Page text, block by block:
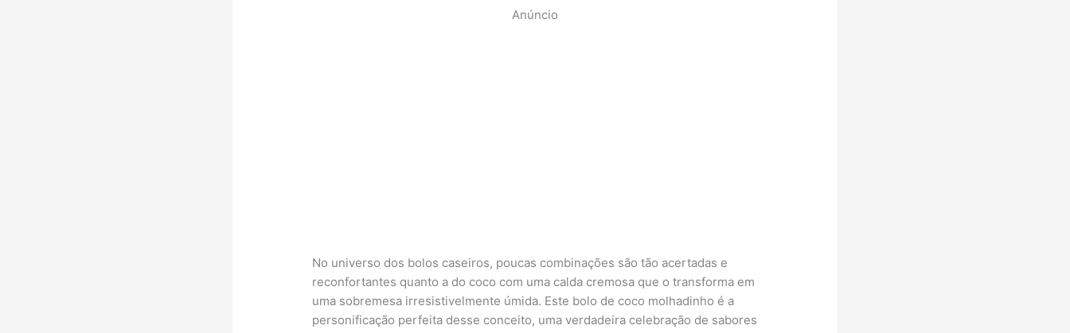
Anúncio
No universo dos bolos caseiros, poucas combinações são tão acertadas e
reconfortantes quanto a do coco com uma calda cremosa que o transforma em
uma sobremesa irresistivelmente úmida. Este bolo de coco molhadinho é a
personificação perfeita desse conceito, uma verdadeira celebração de sabores